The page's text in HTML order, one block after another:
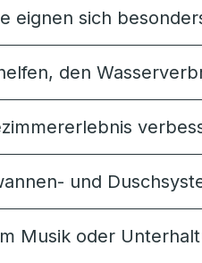
eignen sich
den
und
Musik oder